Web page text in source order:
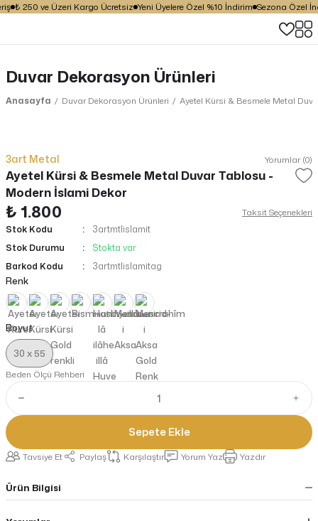
₺ 250 ve Üzeri Kargo Ücretsiz Yeni Üyelere Özel %10 İndirim Sezona Özel
Duvar Dekorasyon Ürünleri
Anasayfa Duvar Dekorasyon Ürünleri Ayetel Kürsi & Besmele Metal
3art Metal Yorumlar (0)
Ayetel Kürsi & Besmele Metal Duvar Tablosu -
Modern İslami Dekor
₺ 1.800
Taksit Seçenekleri
Stok Kodu
3artmtlislamit
Stok Durumu
Stokta var
Barkod Kodu
3artmtlislamitag
Renk
Boyut
30 x 55
Beden Ölçü Rehberi
Sepete Ekle
Tavsiye Et Paylaş Karşılaştır Yorum Yaz Yazdır
Ürün Bilgisi